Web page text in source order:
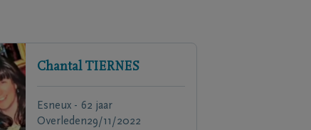
Chantal TIERNES
Esneux - 62 jaar
Overleden29/11/2022